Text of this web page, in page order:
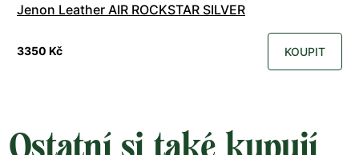
Jenon Leather AIR ROCKSTAR SILVER
3350 Kč KOUPIT